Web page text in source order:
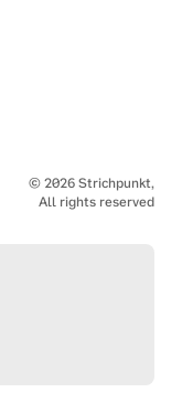
© 2026 Strichpunkt,
All rights reserved